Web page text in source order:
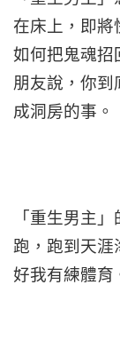
在床上，即將
如何把鬼魂招
朋友說，你到
成洞房的事。
「重生男主
跑，跑到天涯
好我有練體育